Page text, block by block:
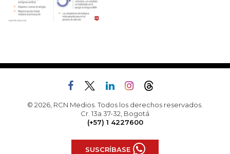
© 2026, RCN Medios. Todos los derechos reservados.
Cr. 13a 37-32, Bogotá
(+57) 1 4227600
SUSCRÍBASE